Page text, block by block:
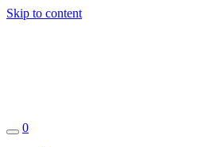
Skip to content
0